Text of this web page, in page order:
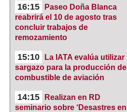
16:15
Paseo Doña Blanca
reabrirá el 10 de agosto tras
concluir trabajos de
remozamiento
15:10
La IATA evalúa utilizar
sargazo para la producción de
combustible de aviación
14:15
Realizan en RD
seminario sobre ‘Desastres en